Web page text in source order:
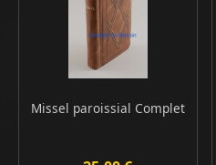
Missel paroissial Complet